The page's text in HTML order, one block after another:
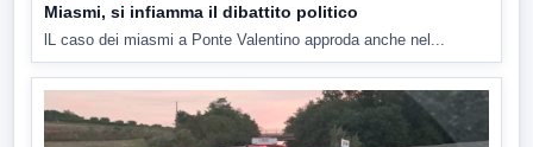
Miasmi, si infiamma il dibattito politico
lL caso dei miasmi a Ponte Valentino approda anche nel...